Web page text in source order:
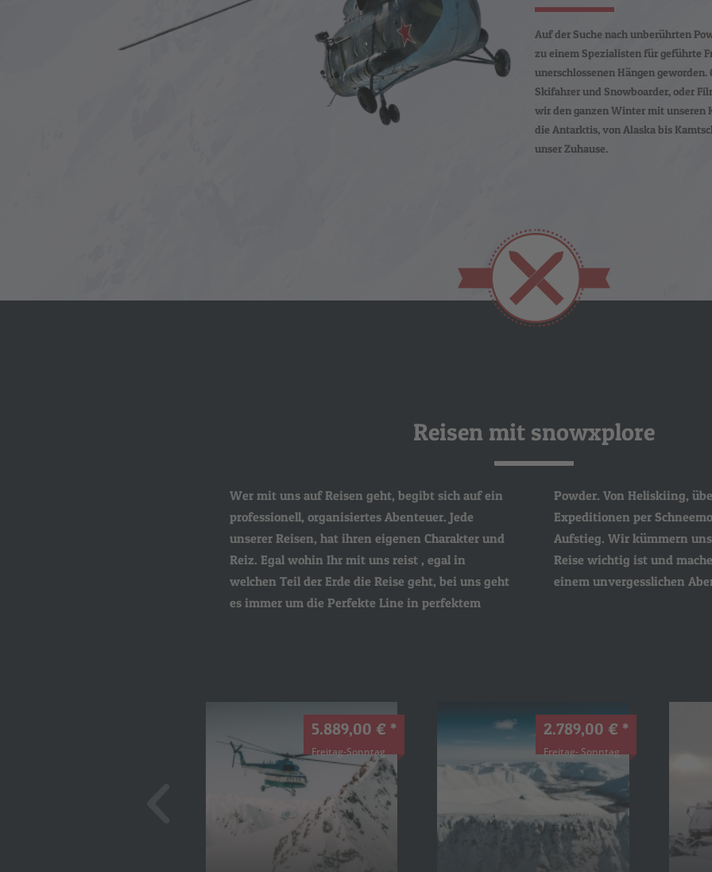
Auf der Suche nach unberührten
zu einem Spezialisten für geführte
unerschlossenen Hängen
Skifahrer und Snowboarder, oder
wir den ganzen Winter mit unseren
die Antarktis, von Alaska bis
unser Zuhause.
Reisen mit snowxplore
Wer mit uns auf Reisen geht, begibt sich auf ein
professionell, organisiertes Abenteuer. Jede
unserer Reisen, hat ihren eigenen Charakter und
Reiz. Egal wohin Ihr mit uns reist , egal in
welchen Teil der Erde die Reise geht, bei uns geht
es immer um die Perfekte Line in perfektem
Powder. Von Heliskiing, über Catskiing, bis hin zu
Expeditionen per Schneemobilen und eigenem
Aufstieg. Wir kümmern uns um Alles was für die
Reise wichtig ist und machen euch den Trip zu
einem unvergesslichen
5.889,00 € *
Freitag-Sonntag
2.789,00 € *
Freitag- Sonntag